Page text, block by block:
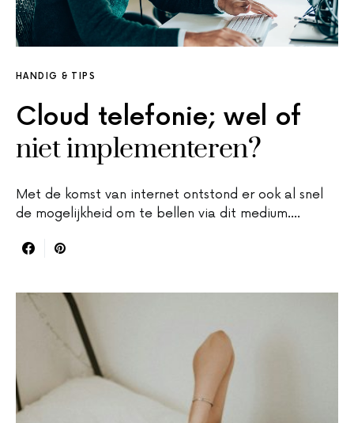
HANDIG & TIPS
Cloud telefonie; wel of
niet implementeren?
Met de komst van internet ontstond er ook al snel
de mogelijkheid om te bellen via dit medium.…